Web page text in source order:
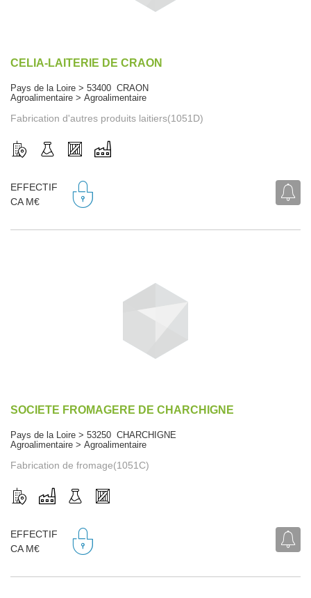
CELIA-LAITERIE DE CRAON
Pays de la Loire > 53400 CRAON
Agroalimentaire > Agroalimentaire
Fabrication d'autres produits laitiers(1051D)
EFFECTIF
CA M€
SOCIETE FROMAGERE DE CHARCHIGNE
Pays de la Loire > 53250 CHARCHIGNE
Agroalimentaire > Agroalimentaire
Fabrication de fromage(1051C)
EFFECTIF
CA M€